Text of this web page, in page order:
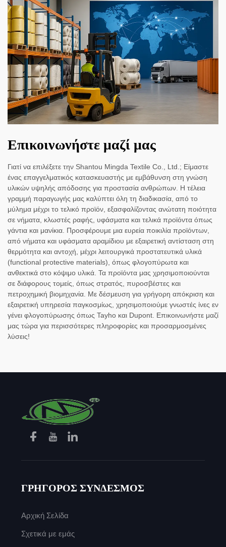
Επικοινωνήστε μαζί μας
Γιατί να επιλέξετε την Shantou Mingda Textile Co., Ltd.; Είμαστε
ένας επαγγελματικός κατασκευαστής με εμβάθυνση στη γνώση
υλικών υψηλής απόδοσης για προστασία ανθρώπων. Η τέλεια
γραμμή παραγωγής μας καλύπτει όλη τη διαδικασία, από το
μύλημα μέχρι το τελικό προϊόν, εξασφαλίζοντας ανώτατη ποιότητα
σε νήματα, κλωστές ραφής, υφάσματα και τελικά προϊόντα όπως
γάντια και μανίκια. Προσφέρουμε μια ευρεία ποικιλία προϊόντων,
από νήματα και υφάσματα αραμίδιου με εξαιρετική αντίσταση στη
θερμότητα και αντοχή, μέχρι λειτουργικά προστατευτικά υλικά
(functional protective materials), όπως φλογοπύρωτα και
ανθεκτικά στο κόψιμο υλικά. Τα προϊόντα μας χρησιμοποιούνται
σε διάφορους τομείς, όπως στρατός, πυροσβέστες και
πετροχημική βιομηχανία. Με δέσμευση για γρήγορη απόκριση και
εξαιρετική υπηρεσία παγκοσμίως, χρησιμοποιούμε γνωστές ίνες εν
γένει φλογοπύρωσης όπως Tayho και Dupont. Επικοινωνήστε μαζί
μας τώρα για περισσότερες πληροφορίες και προσαρμοσμένες
λύσεις!
ΓΡΗΓΟΡΟΣ ΣΥΝΔΕΣΜΟΣ
Αρχική Σελίδα
Σχετικά με εμάς